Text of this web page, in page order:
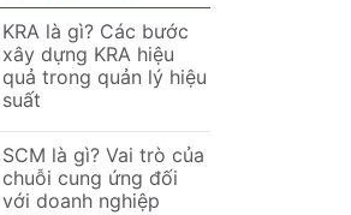
KRA là gì? Các bước
xây dựng KRA hiệu
quả trong quản lý hiệu
suất
SCM là gì? Vai trò của
chuỗi cung ứng đối
với doanh nghiệp